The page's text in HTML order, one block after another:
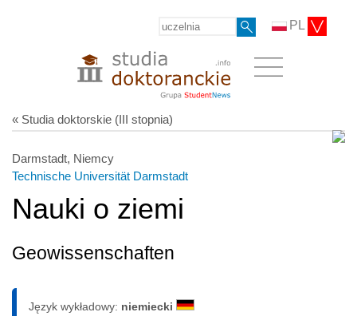
PL
« Studia doktorskie (III stopnia)
Darmstadt, Niemcy
Technische Universität Darmstadt
Nauki o ziemi
Geowissenschaften
Język wykładowy: niemiecki